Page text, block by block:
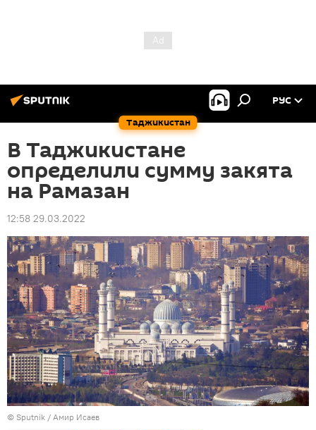
Таджикистан
РУС
В Таджикистане
определили сумму закята
на Рамазан
12:58 29.03.2022
© Sputnik / Амир Исаев